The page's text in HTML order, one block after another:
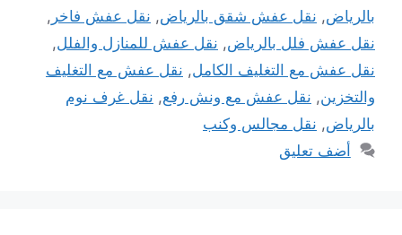
بالرياض, نقل عفش شقق بالرياض, نقل عفش فاخر ,
نقل عفش فلل بالرياض, نقل عفش للمنازل والفلل,
نقل عفش مع التغليف الكامل, نقل عفش مع التغليف
والتخزين, نقل عفش مع ونش رفع, نقل غرف نوم
بالرياض, نقل مجالس وكنب
أضف تعليق